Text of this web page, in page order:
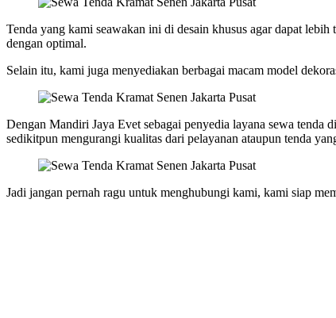
Tenda yang kami seawakan ini di desain khusus agar dapat
dengan optimal.
Selain itu, kami juga menyediakan berbagai macam model
Dengan Mandiri Jaya Evet sebagai penyedia layana sewa tenda
sedikitpun mengurangi kualitas dari pelayanan ataupun tenda
Jadi jangan pernah ragu untuk menghubungi kami, kami siap